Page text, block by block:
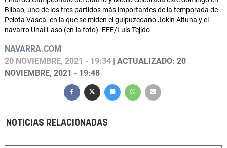
Bilbao, uno de los tres partidos más importantes de la temporada de
Pelota Vasca. en la que se miden el guipuzcoano Jokin Altuna y el
navarro Unai Laso (en la foto). EFE/Luis Tejido
NAVARRA.COM
20 NOVIEMBRE, 2021 - 19:34 | ACTUALIZADO: 20
NOVIEMBRE, 2021 - 19:48
NOTICIAS RELACIONADAS